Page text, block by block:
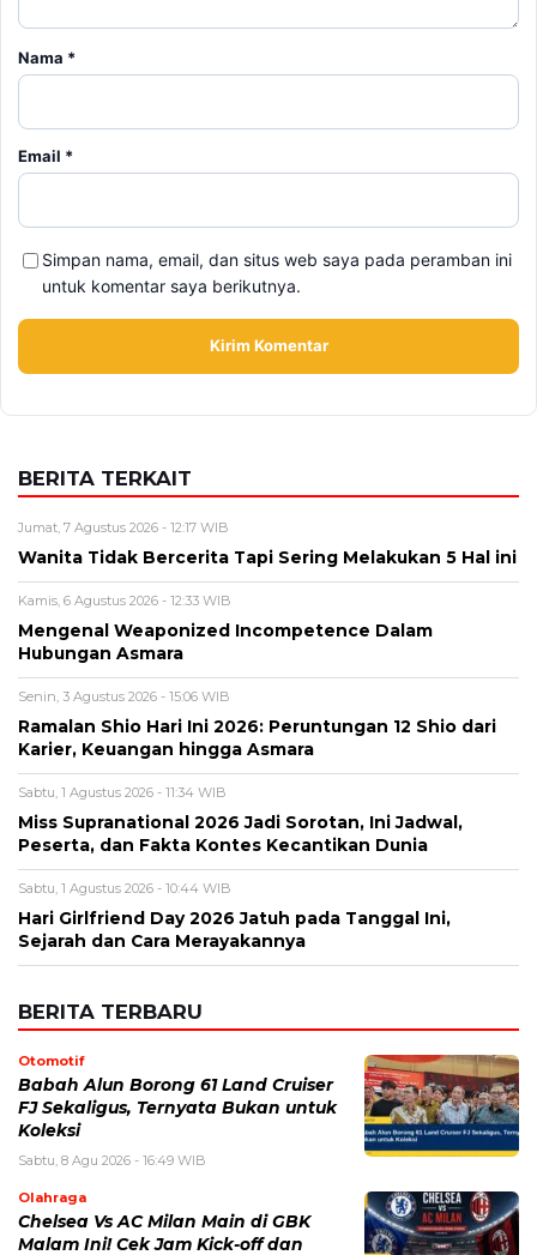
Nama *
Email *
Simpan nama, email, dan situs web saya pada peramban ini
untuk komentar saya berikutnya.
BERITA TERKAIT
Jumat, 7 Agustus 2026 - 12:17 WIB
Wanita Tidak Bercerita Tapi Sering Melakukan 5 Hal ini
Kamis, 6 Agustus 2026 - 12:33 WIB
Mengenal Weaponized Incompetence Dalam
Hubungan Asmara
Senin, 3 Agustus 2026 - 15:06 WIB
Ramalan Shio Hari Ini 2026: Peruntungan 12 Shio dari
Karier, Keuangan hingga Asmara
Sabtu, 1 Agustus 2026 - 11:34 WIB
Miss Supranational 2026 Jadi Sorotan, Ini Jadwal,
Peserta, dan Fakta Kontes Kecantikan Dunia
Sabtu, 1 Agustus 2026 - 10:44 WIB
Hari Girlfriend Day 2026 Jatuh pada Tanggal Ini,
Sejarah dan Cara Merayakannya
BERITA TERBARU
Otomotif
Babah Alun Borong 61 Land Cruiser
FJ Sekaligus, Ternyata Bukan untuk
Koleksi
Sabtu, 8 Agu 2026 - 16:49 WIB
Olahraga
Chelsea Vs AC Milan Main di GBK
Malam Ini! Cek Jam Kick-off dan